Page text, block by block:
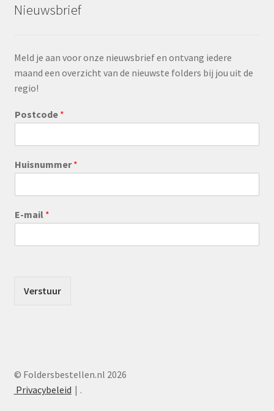
Nieuwsbrief
Meld je aan voor onze nieuwsbrief en ontvang iedere
maand een overzicht van de nieuwste folders bij jou uit de
regio!
Postcode *
Huisnummer*
E-mail *
Verstuur
© Foldersbestellen.nl 2026
Privacybeleid
.